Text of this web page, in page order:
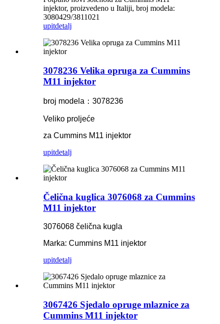
injektor, proizvedeno u Italiji, broj modela:
3080429/3811021
upitdetalj
3078236 Velika opruga za Cummins
M11 injektor
broj modela：3078236
Veliko proljeće
za Cummins M11 injektor
upitdetalj
Čelična kuglica 3076068 za Cummins
M11 injektor
3076068 čelična kugla
Marka: Cummins M11 injektor
upitdetalj
3067426 Sjedalo opruge mlaznice za
Cummins M11 injektor